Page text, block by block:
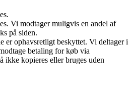
Vi modtager muligvis en andel af
på siden.
er ophavsretligt beskyttet. Vi deltager i
betaling for køb via
ikke kopieres eller bruges uden